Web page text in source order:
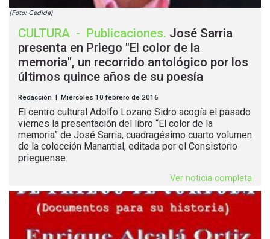
(Foto: Cedida)
CULTURA - Publicaciones. José Sarria
presenta en Priego "El color de la
memoria", un recorrido antológico por los
últimos quince años de su poesía
Redacción | Miércoles 10 febrero de 2016
El centro cultural Adolfo Lozano Sidro acogía el pasado
viernes la presentación del libro “El color de la
memoria” de José Sarria, cuadragésimo cuarto volumen
de la colección Manantial, editada por el Consistorio
prieguense.
Ver noticia completa